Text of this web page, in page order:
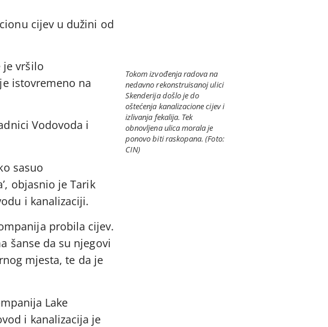
cijev u dužini od
Tokom izvođenja radova na
nedavno rekonstruisanoj ulici
Skenderija došlo je do
oštećenja kanalizacione cijev i
izlivanja fekalija. Tek
obnovljena ulica morala je
ponovo biti raskopana. (Foto:
CIN)
je vršilo
istovremeno na
Vodovoda i
sasuo
objasnio je Tarik
i kanalizaciji.
probila cijev.
šanse da su njegovi
mjesta, te da je
Lake
i kanalizacija je